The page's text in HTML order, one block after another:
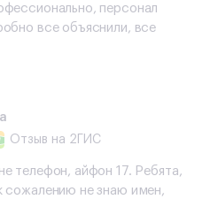
персонал
все объяснили, все
Отзыв на 2ГИС
телефон, айфон 17. Ребята,
сожалению не знаю имен,